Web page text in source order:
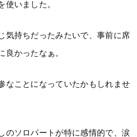
使いました。
気持ちだったみたいで、事前に席
良かったなぁ。
なことになっていたかもしれませ
のソロパートが特に感情的で、涙